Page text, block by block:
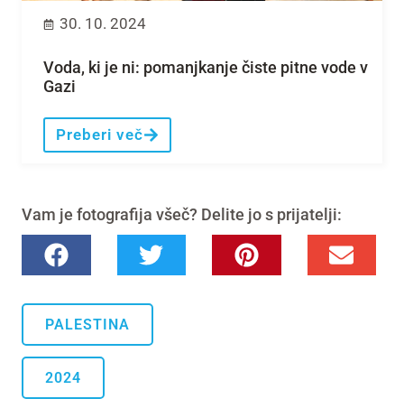
30. 10. 2024
Voda, ki je ni: pomanjkanje čiste pitne vode v
Gazi
Preberi več
Vam je fotografija všeč? Delite jo s prijatelji:
PALESTINA
2024